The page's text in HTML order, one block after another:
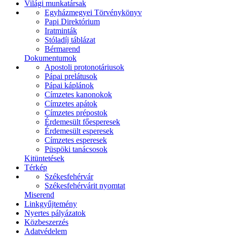
Világi munkatársak
Egyházmegyei Törvénykönyv
Papi Direktórium
Iratminták
Stóladíj táblázat
Bérmarend
Dokumentumok
Apostoli protonotáriusok
Pápai prelátusok
Pápai káplánok
Címzetes kanonokok
Címzetes apátok
Címzetes prépostok
Érdemesült főesperesek
Érdemesült esperesek
Címzetes esperesek
Püspöki tanácsosok
Kitüntetések
Térkép
Székesfehérvár
Székesfehérvárit nyomtat
Miserend
Linkgyűjtemény
Nyertes pályázatok
Közbeszerzés
Adatvédelem